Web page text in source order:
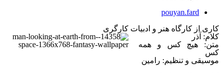
pouyan.fard
کاری از کارگاه هنر و ادبیات کارگری
کلام: آذر
متن: هیچ کس و همه
کس
موسیقی و تنظیم: رامین